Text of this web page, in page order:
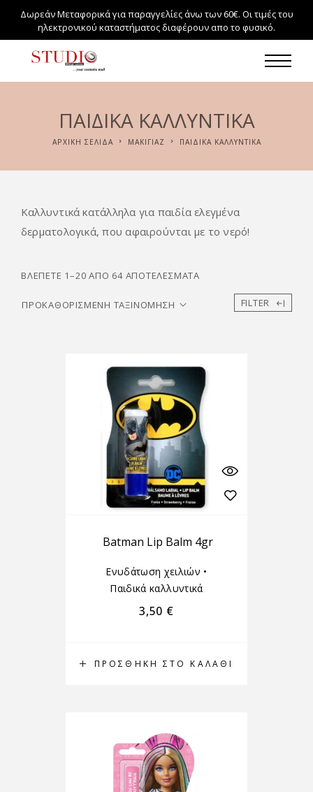
Δωρεάν Μεταφορικά για παραγγελίες άνω των 60€. Οι τιμές του
ηλεκτρονικού καταστήματος διαφέρουν απο το φυσικό.
ΠΑΙΔΙΚΆ ΚΑΛΛΥΝΤΙΚΆ
ΑΡΧΙΚΉ ΣΕΛΊΔΑ ΜΑΚΙΓΙΆΖ ΠΑΙΔΙΚΆ ΚΑΛΛΥΝΤΙΚΆ
Καλλυντικά κατάλληλα για παιδία ελεγμένα
δερματολογικά, που αφαιρούνται με το νερό!
ΒΛΈΠΕΤΕ 1–20 ΑΠΌ 64 ΑΠΟΤΕΛΈΣΜΑΤΑ
FILTER
ΠΡΟΣΘΉΚΗ ΣΤΟ ΚΑΛΆΘΙ
Batman Lip Balm 4gr
Ενυδάτωση χειλιών •
Παιδικά καλλυντικά
3,50 €